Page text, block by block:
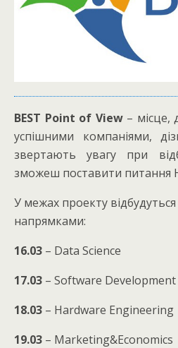
BEST Point of View– місце,
успішними компаніями,
звертають увагу при
зможеш поставити питання
У межах проекту відбудуться
напрямками:
16.03 – Data Science
17.03 – Software Development
18.03 – Hardware Engineering
19.03 – Marketing&Economics